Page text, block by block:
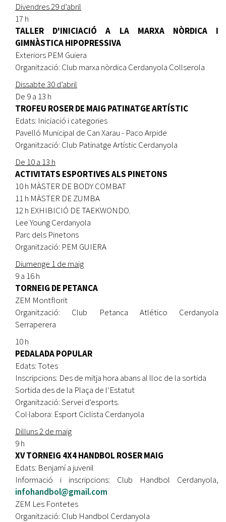
Divendres 29 d’abril
17 h
TALLER D'INICIACIÓ A LA MARXA NÒRDICA I
GIMNÀSTICA HIPOPRESSIVA
Exteriors PEM Guiera
Organització: Club marxa nòrdica Cerdanyola Collserola
Dissabte 30 d’abril
De 9 a 13 h
TROFEU ROSER DE MAIG PATINATGE ARTÍSTIC
Edats: Iniciació i categories
Pavelló Municipal de Can Xarau - Paco Arpide
Organització: Club Patinatge Artístic Cerdanyola
De 10 a 13 h
ACTIVITATS ESPORTIVES ALS PINETONS
10 h MÀSTER DE BODY COMBAT
11 h MÀSTER DE ZUMBA
12 h EXHIBICIÓ DE TAEKWONDO.
Lee Young Cerdanyola
Parc dels Pinetons
Organització: PEM GUIERA
Diumenge 1 de maig
9 a 16 h
TORNEIG DE PETANCA
ZEM Montflorit
Organització: Club Petanca Atlético Cerdanyola
Serraperera
10 h
PEDALADA POPULAR
Edats: Totes
Inscripcions: Des de mitja hora abans al lloc de la sortida
Sortida des de la Plaça de l’Estatut
Organització: Servei d’esports.
Col·labora: Esport Ciclista Cerdanyola
Dilluns 2 de maig
9 h
XV TORNEIG 4X4 HANDBOL ROSER MAIG
Edats: Benjamí a juvenil
Informació i inscripcions: Club Handbol Cerdanyola,
infohandbol@gmail.com
ZEM Les Fontetes
Organització: Club Handbol Cerdanyola